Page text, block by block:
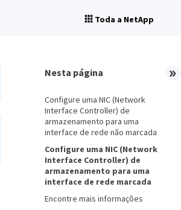
Toda a NetApp
Nesta página
Configure uma NIC (Network
Interface Controller) de
armazenamento para uma
interface de rede não marcada
Configure uma NIC (Network
Interface Controller) de
armazenamento para uma
interface de rede marcada
Encontre mais informações